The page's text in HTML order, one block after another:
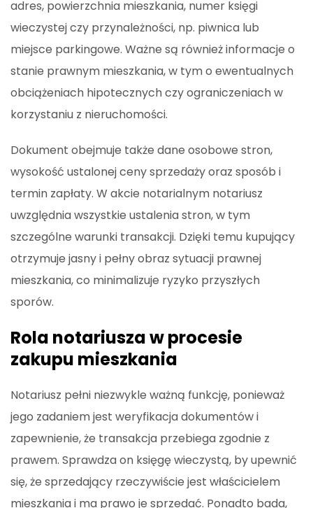
adres, powierzchnia mieszkania, numer księgi
wieczystej czy przynależności, np. piwnica lub
miejsce parkingowe. Ważne są również informacje o
stanie prawnym mieszkania, w tym o ewentualnych
obciążeniach hipotecznych czy ograniczeniach w
korzystaniu z nieruchomości.
Dokument obejmuje także dane osobowe stron,
wysokość ustalonej ceny sprzedaży oraz sposób i
termin zapłaty. W akcie notarialnym notariusz
uwzględnia wszystkie ustalenia stron, w tym
szczególne warunki transakcji. Dzięki temu kupujący
otrzymuje jasny i pełny obraz sytuacji prawnej
mieszkania, co minimalizuje ryzyko przyszłych
sporów.
Rola notariusza w procesie
zakupu mieszkania
Notariusz pełni niezwykle ważną funkcję, ponieważ
jego zadaniem jest weryfikacja dokumentów i
zapewnienie, że transakcja przebiega zgodnie z
prawem. Sprawdza on księgę wieczystą, by upewnić
się, że sprzedający rzeczywiście jest właścicielem
mieszkania i ma prawo je sprzedać. Ponadto bada,